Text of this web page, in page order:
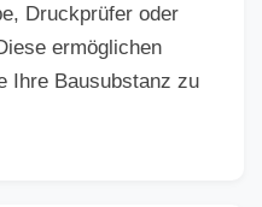
Druckprüfer oder
ermöglichen
Ihre Bausubstanz zu